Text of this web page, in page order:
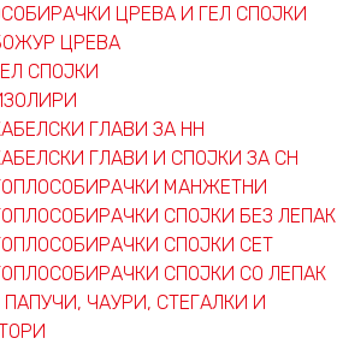
ЦРЕВА И ГЕЛ СПОЈКИ
ЦРЕВА
СПОЈКИ
ГЛАВИ ЗА НН
ГЛАВИ И СПОЈКИ ЗА СН
МАНЖЕТНИ
СПОЈКИ БЕЗ ЛЕПАК
СПОЈКИ СЕТ
СПОЈКИ СО ЛЕПАК
ПАПУЧИ, ЧАУРИ, СТЕГАЛКИ И